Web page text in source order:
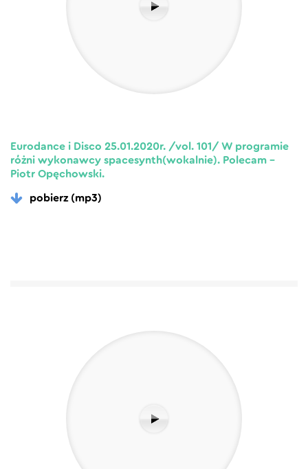
Eurodance i Disco 25.01.2020r. /vol. 101/ W programie
różni wykonawcy spacesynth(wokalnie). Polecam –
Piotr Opęchowski.
pobierz (mp3)